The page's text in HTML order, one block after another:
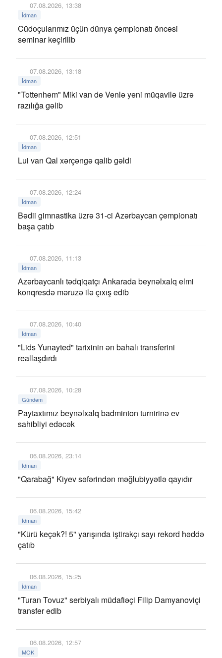
07.08.2026, 13:38
İdman
Cüdoçularımız üçün dünya çempionatı öncəsi
seminar keçirilib
07.08.2026, 13:18
İdman
"Tottenhem" Miki van de Venlə yeni müqavilə üzrə
razılığa gəlib
07.08.2026, 12:51
İdman
Lui van Qal xərçəngə qalib gəldi
07.08.2026, 12:24
İdman
Bədii gimnastika üzrə 31-ci Azərbaycan çempionatı
başa çatıb
07.08.2026, 11:13
İdman
Azərbaycanlı tədqiqatçı Ankarada beynəlxalq elmi
konqresdə məruzə ilə çıxış edib
07.08.2026, 10:40
İdman
"Lids Yunayted" tarixinin ən bahalı transferini
reallaşdırdı
07.08.2026, 10:28
Gündəm
Paytaxtımız beynəlxalq badminton turnirinə ev
sahibliyi edəcək
06.08.2026, 23:14
İdman
"Qarabağ" Kiyev səfərindən məğlubiyyətlə qayıdır
06.08.2026, 15:42
İdman
"Kürü keçək?! 5" yarışında iştirakçı sayı rekord həddə
çatıb
06.08.2026, 15:25
İdman
"Turan Tovuz" serbiyalı müdafiəçi Filip Damyanoviçi
transfer edib
06.08.2026, 12:57
MOK